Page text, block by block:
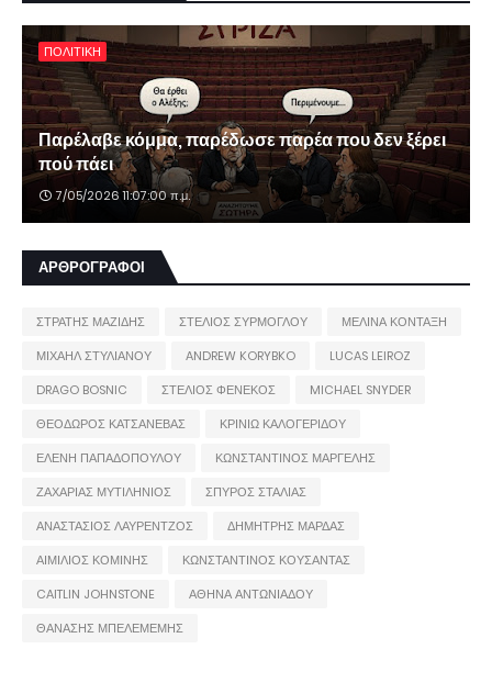
ΠΟΛΙΤΙΚΗ
Παρέλαβε κόμμα, παρέδωσε παρέα που δεν ξέρει
πού πάει
7/05/2026 11:07:00 π.μ.
ΑΡΘΡΟΓΡΑΦΟΙ
ΣΤΡΑΤΗΣ ΜΑΖΙΔΗΣ ΣΤΕΛΙΟΣ ΣΥΡΜΟΓΛΟΥ
ΜΕΛΙΝΑ ΚΟΝΤΑΞΗ
ΜΙΧΑΗΛ ΣΤΥΛΙΑΝΟΥ
ANDREW KORYBKO
LUCAS LEIROZ
DRAGO BOSNIC
ΣΤΕΛΙΟΣ ΦΕΝΕΚΟΣ
MICHAEL SNYDER
ΘΕΟΔΩΡΟΣ ΚΑΤΣΑΝΕΒΑΣ
ΚΡΙΝΙΩ ΚΑΛΟΓΕΡΙΔΟΥ
ΕΛΕΝΗ ΠΑΠΑΔΟΠΟΥΛΟΥ
ΚΩΝΣΤΑΝΤΙΝΟΣ ΜΑΡΓΕΛΗΣ
ΖΑΧΑΡΙΑΣ ΜΥΤΙΛΗΝΙΟΣ
ΣΠΥΡΟΣ ΣΤΑΛΙΑΣ
ΑΝΑΣΤΑΣΙΟΣ ΛΑΥΡΕΝΤΖΟΣ
ΔΗΜΗΤΡΗΣ ΜΑΡΔΑΣ
ΑΙΜΙΛΙΟΣ ΚΟΜΙΝΗΣ
ΚΩΝΣΤΑΝΤΙΝΟΣ ΚΟΥΣΑΝΤΑΣ
CAITLIN JOHNSTONE
ΑΘΗΝΑ ΑΝΤΩΝΙΑΔΟΥ
ΘΑΝΑΣΗΣ ΜΠΕΛΕΜΕΜΗΣ